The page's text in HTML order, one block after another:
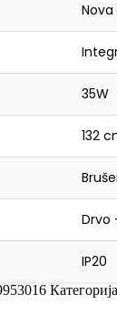
Nova
35W
132
Drvo
IP20